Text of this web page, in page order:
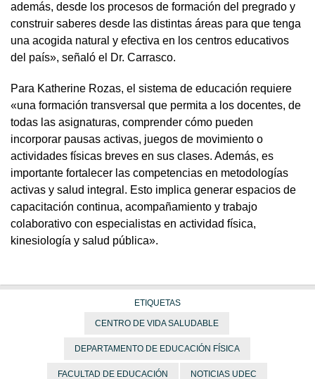
además, desde los procesos de formación del pregrado y
construir saberes desde las distintas áreas para que tenga
una acogida natural y efectiva en los centros educativos
del país», señaló el Dr. Carrasco.
Para Katherine Rozas, el sistema de educación requiere
«una formación transversal que permita a los docentes, de
todas las asignaturas, comprender cómo pueden
incorporar pausas activas, juegos de movimiento o
actividades físicas breves en sus clases. Además, es
importante fortalecer las competencias en metodologías
activas y salud integral. Esto implica generar espacios de
capacitación continua, acompañamiento y trabajo
colaborativo con especialistas en actividad física,
kinesiología y salud pública».
ETIQUETAS
CENTRO DE VIDA SALUDABLE
DEPARTAMENTO DE EDUCACIÓN FÍSICA
FACULTAD DE EDUCACIÓN NOTICIAS UDEC